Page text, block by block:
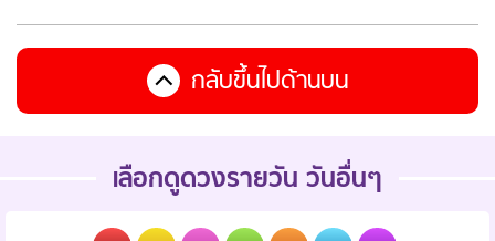
กลับขึ้นไปด้านบน
เลือกดูดวงรายวัน วันอื่นๆ